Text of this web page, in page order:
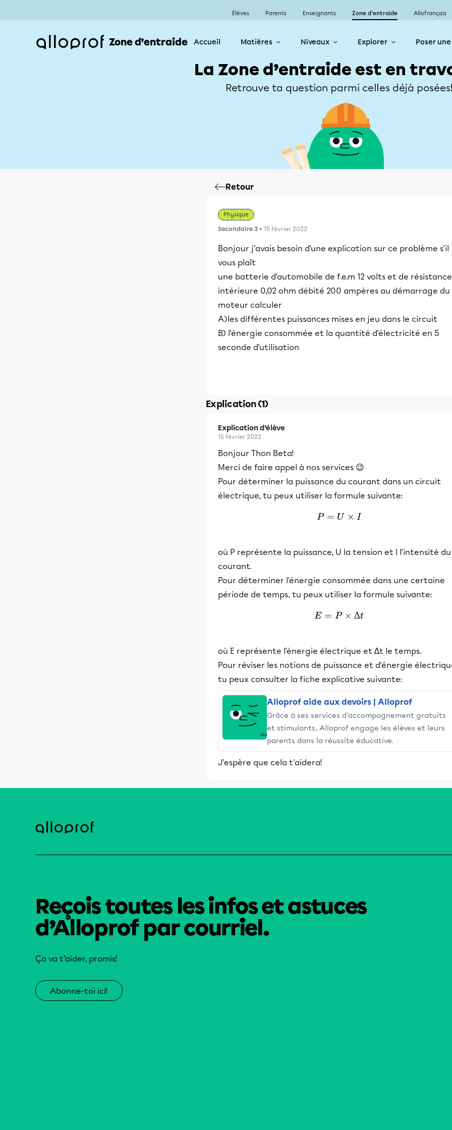
Élèves Parents Enseignants Zone d’entraide Allofrançais
Zone d’entraide Accueil Matières Niveaux Explorer Poser
La Zone d’entraide est en
Retrouve ta question parmi celles déjà
Retour
Physique
Secondaire 3 • 15 février 2022
Bonjour j'avais besoin d'une explication sur ce problème s'il
vous plaît
une batterie d'automobile de f.e.m 12 volts et de résistance
intérieure 0,02 ohm débité 200 ampères au démarrage du
moteur calculer
A)les différentes puissances mises en jeu dans le circuit
B) l'énergie consommée et la quantité d'électricité en 5
seconde d'utilisation
Explication (1)
Explication d’élève
15 février 2022
Bonjour Thon Beta!
Merci de faire appel à nos services 😉
Pour déterminer la puissance du courant dans un circuit
électrique, tu peux utiliser la formule suivante:
P = U \times I
P = U × I
où P représente la puissance, U la tension et I l'intensité du
courant.
Pour déterminer l'énergie consommée dans une certaine
période de temps, tu peux utiliser la formule suivante:
E = P \times ∆t
E = P × ∆t
où E représente l'énergie électrique et ∆t le temps.
Pour réviser les notions de puissance et d'énergie
tu peux consulter la fiche explicative suivante:
Alloprof aide aux devoirs | Alloprof
Grâce à ses services d’accompagnement gratuits
et stimulants, Alloprof engage les élèves et leurs
parents dans la réussite éducative.
J'espère que cela t'aidera!
Reçois toutes les infos et astuces
d’Alloprof par courriel.
Ça va t’aider, promis!
Abonne-toi ici!